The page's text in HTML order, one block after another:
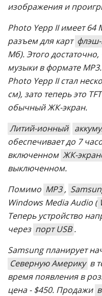
изображения и
Photo Yepp II имеет
разъем для карт
Мб). Этого
музыки в формате
Photo Yepp II стал
см), зато теперь это
обычный ЖК-экран.
Литий-ионный
обеспечивает до 7
включенном ЖК-
выключенном.
Помимо MP3 ,
Windows Media Audio (
Теперь устройство
через порт USB .
Samsung планирует
Северную Америку в
время появления в
цена - $450. Продажи